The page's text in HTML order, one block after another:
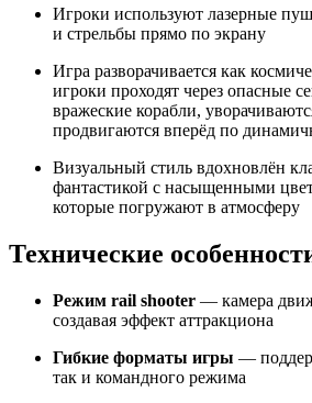
Игроки используют лазерные
и стрельбы прямо по экрану
Игра разворачивается как
игроки проходят через опасные
вражеские корабли,
продвигаются вперёд по
Визуальный стиль вдохновлён
фантастикой с насыщенными
которые погружают в атмосферу
Технические
Режим rail shooter — камера
создавая эффект аттракциона
Гибкие форматы игры —
так и командного режима